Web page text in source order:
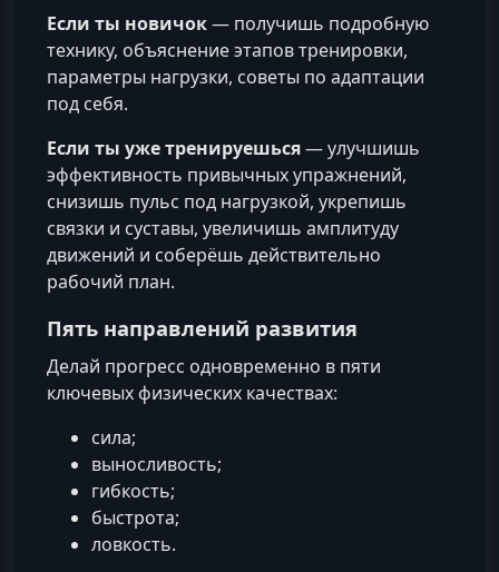
Если ты новичок— получишь подробную
технику, объяснение этапов тренировки,
параметры нагрузки, советы по адаптации
под себя.
Если ты уже тренируешься— улучшишь
эффективность привычных упражнений,
снизишь пульс под нагрузкой, укрепишь
связки и суставы, увеличишь амплитуду
движений и соберёшь действительно
рабочий план.
Пять направлений развития
Делай прогресс одновременно в пяти
ключевых физических качествах:
сила;
выносливость;
гибкость;
быстрота;
ловкость.